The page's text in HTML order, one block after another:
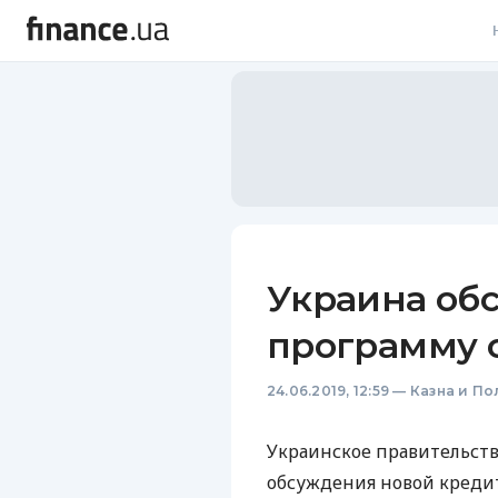
Украина
24.06.2019, 12:59 — Казна и
Украинское
обсуждения новой